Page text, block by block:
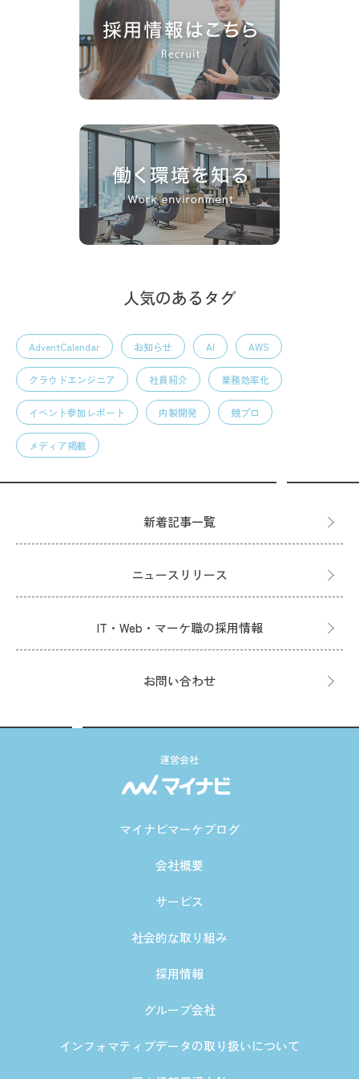
人気のあるタグ
AdventCalendar お知らせ AI AWS
クラウドエンジニア 社員紹介 業務効率化
イベント参加レポート 内製開発 競プロ
メディア掲載
新着記事一覧
ニュースリリース
IT・Web・マーケ職の採用情報
お問い合わせ
運営会社
マイナビマーケブログ
会社概要
サービス
社会的な取り組み
採用情報
グループ会社
インフォマティブデータの取り扱いについて